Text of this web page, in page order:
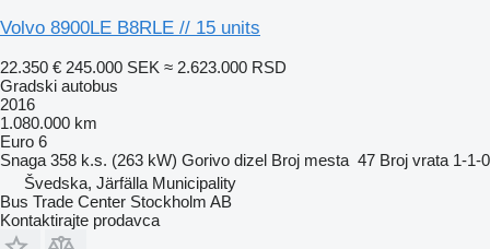
Volvo 8900LE B8RLE // 15 units
22.350 € 245.000 SEK ≈ 2.623.000 RSD
Gradski autobus
2016
1.080.000 km
Euro 6
Snaga 358 k.s. (263 kW) Gorivo dizel Broj mesta 47 Broj vrata 1-1-0
Švedska, Järfälla Municipality
Bus Trade Center Stockholm AB
Kontaktirajte prodavca